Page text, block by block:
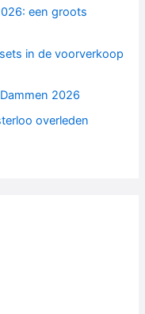
een groots
in de voorverkoop
2026
overleden